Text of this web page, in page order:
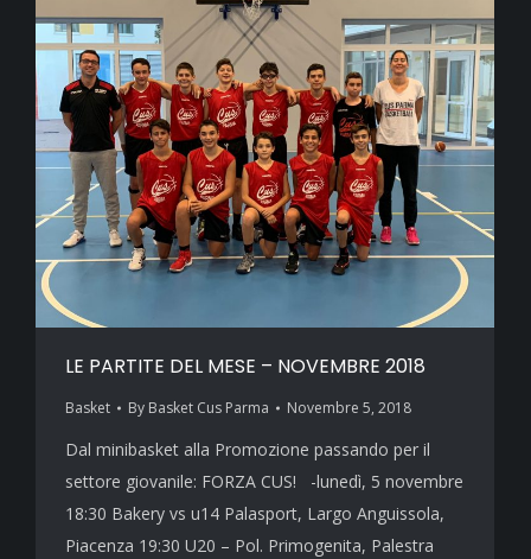
LE PARTITE DEL MESE – NOVEMBRE 2018
Basket By Basket Cus Parma Novembre 5, 2018
Dal minibasket alla Promozione passando per il
settore giovanile: FORZA CUS! -lunedì, 5 novembre
18:30 Bakery vs u14 Palasport, Largo Anguissola,
Piacenza 19:30 U20 – Pol. Primogenita, Palestra